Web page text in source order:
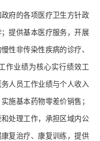
府的各项医疗卫生方针政
提供基本医疗服务，开展
性非传染性疾病的诊疗、
作业绩为核心实行绩效工
人员工作业绩与个人收入
施基本药物零差价销售；
处理工作，承担区域内公
复治疗、康复训练，提供